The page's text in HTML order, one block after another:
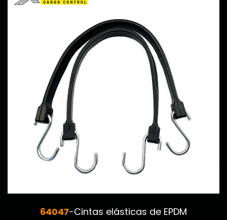
64047-Cintas elásticas de EPDM